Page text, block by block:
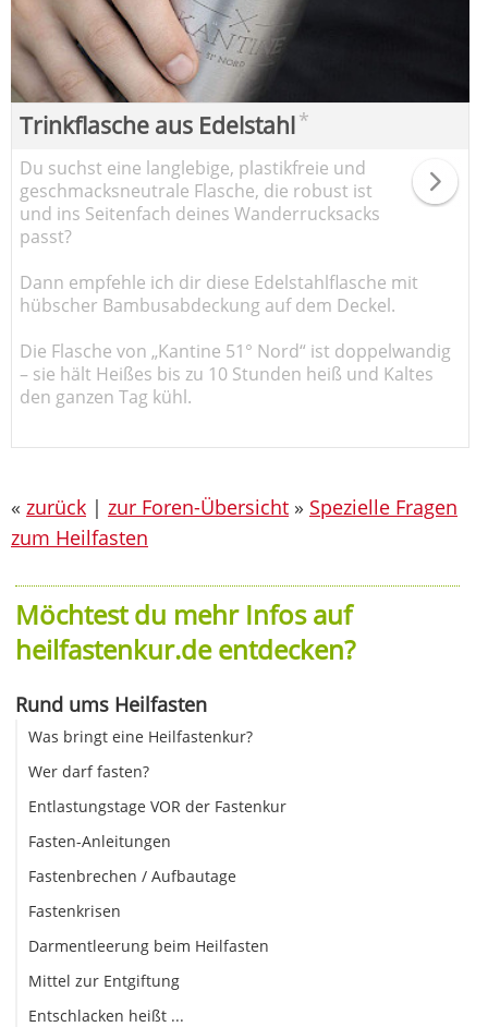
Trinkflasche aus Edelstahl*
Du suchst eine langlebige, plastikfreie und
geschmacksneutrale Flasche, die robust ist
und ins Seitenfach deines Wanderrucksacks
passt?
Dann empfehle ich dir diese Edelstahlflasche mit
hübscher Bambusabdeckung auf dem Deckel.
Die Flasche von „Kantine 51° Nord“ ist doppelwandig
– sie hält Heißes bis zu 10 Stunden heiß und Kaltes
den ganzen Tag kühl.
« zurück | zur Foren-Übersicht » Spezielle Fragen
zum Heilfasten
Möchtest du mehr Infos auf
heilfastenkur.de entdecken?
Rund ums Heilfasten
Was bringt eine Heilfastenkur?
Wer darf fasten?
Entlastungstage VOR der Fastenkur
Fasten-Anleitungen
Fastenbrechen / Aufbautage
Fastenkrisen
Darmentleerung beim Heilfasten
Mittel zur Entgiftung
Entschlacken heißt ...